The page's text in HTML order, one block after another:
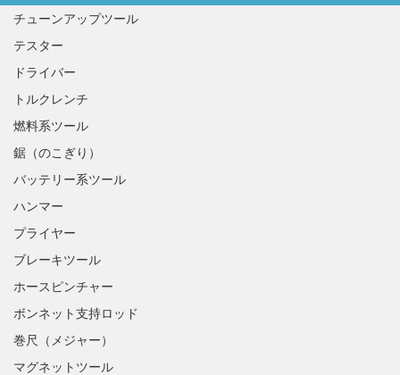
チューンアップツール
テスター
ドライバー
トルクレンチ
燃料系ツール
鋸（のこぎり）
バッテリー系ツール
ハンマー
プライヤー
ブレーキツール
ホースピンチャー
ボンネット支持ロッド
巻尺（メジャー）
マグネットツール